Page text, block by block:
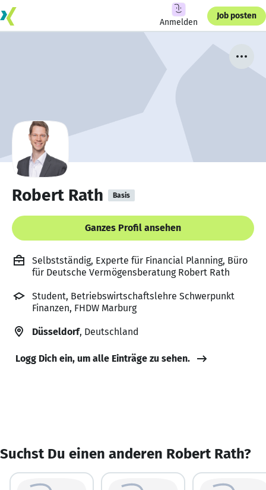
Anmelden
Job posten
Robert Rath Basis
Ganzes Profil ansehen
Selbstständig, Experte für Financial Planning, Büro
für Deutsche Vermögensberatung Robert Rath
Student, Betriebswirtschaftslehre Schwerpunkt
Finanzen, FHDW Marburg
Düsseldorf, Deutschland
Logg Dich ein, um alle Einträge zu sehen.
Suchst Du einen anderen Robert Rath?